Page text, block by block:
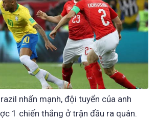
nhấn mạnh, đội tuyển của anh
1 chiến thắng ở trận đầu ra quân.